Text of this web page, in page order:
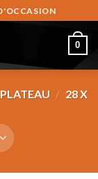
0
/ 28 X